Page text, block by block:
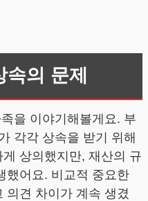
의 문제
을 이야기해볼게요. 부
각각 상속을 받기 위해
상의했지만, 재산의 규
했어요. 비교적 중요한
의견 차이가 계속 생겼